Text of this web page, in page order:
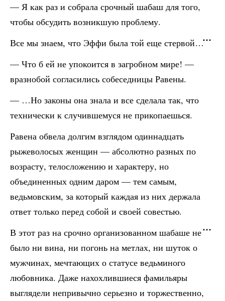
— Я как раз и собрала срочный шабаш для того,
чтобы обсудить возникшую проблему.
Все мы знаем, что Эффи была той еще стервой…
— Что б ей не упокоится в загробном мире! —
вразнобой согласились собеседницы Равены.
— …Но законы она знала и все сделала так, что
технически к случившемуся не прикопаешься.
Равена обвела долгим взглядом одиннадцать
рыжеволосых женщин — абсолютно разных по
возрасту, телосложению и характеру, но
объединенных одним даром — тем самым,
ведьмовским, за который каждая из них держала
ответ только перед собой и своей совестью.
В этот раз на срочно организованном шабаше не
было ни вина, ни погонь на метлах, ни шуток о
мужчинах, мечтающих о статусе ведьминого
любовника. Даже нахохлившиеся фамильяры
выглядели непривычно серьезно и торжественно,